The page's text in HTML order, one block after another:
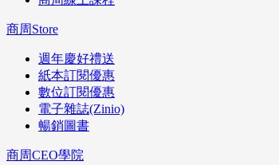
商周Store
週年慶好禮送
紙本訂閱優惠
數位訂閱優惠
電子雜誌(Zinio)
暢銷圖書
商周CEO學院